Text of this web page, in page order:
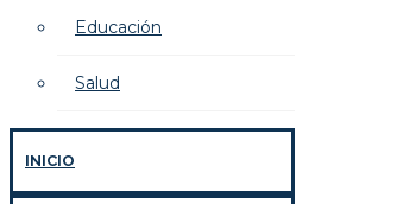
Educación
Salud
INICIO